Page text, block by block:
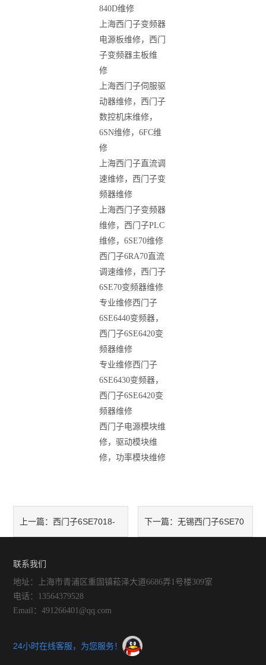
840D维修
上海西门子变频器
电源板维修，西门
子变频器主板维
修
上海西门子伺服驱
动器维修，西门子
数控机床维修，
6SN维修， 6FC维
修
上海西门子直流调
速维修，西门子变
频器维修
上海西门子变频器
维修，西门子PLC
维修， 6SE70维修
西门子6RA70直流
调速维修，西门子
6SE70变频器维修
专业维修西门子
6SE6440变频器，
西门子6SE6420变
频器维修
专业维修西门子
6SE6430变频器，
西门子6SE6420变
频器维修
西门子电源模块维
修，驱动模块维
修，功率模块维修
上一篇： 西门子6SE7018- 下一篇： 无锡西门子6SE70
0TA61
联系我们
地址：上海市青浦区重固镇菘泽大道6686弄1号楼309室
电话：13564379528
Email：491266401@qq.com
24小时在线客服，为您服务！